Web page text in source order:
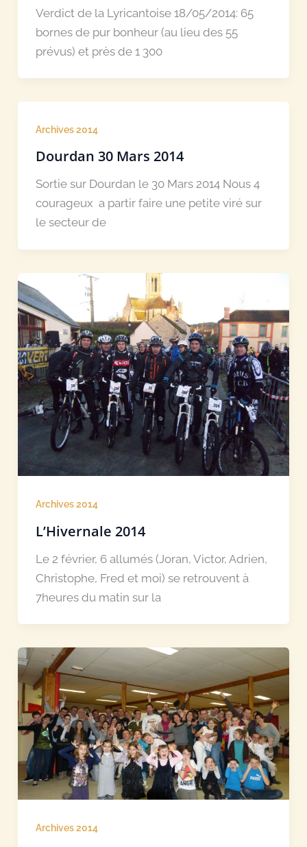
Verdict de la Lyricantoise 18/05/2014: 65
bornes de pur bonheur (au lieu des 55
prévus) et près de 1 300
Archives 2014
Dourdan 30 Mars 2014
Sortie sur Dourdan le 30 Mars 2014 Nous 4
courageux a partir faire une petite viré sur
le secteur de
Archives 2014
L’Hivernale 2014
Le 2 février, 6 allumés (Joran, Victor, Adrien,
Christophe, Fred et moi) se retrouvent à
7heures du matin sur la
Archives 2014